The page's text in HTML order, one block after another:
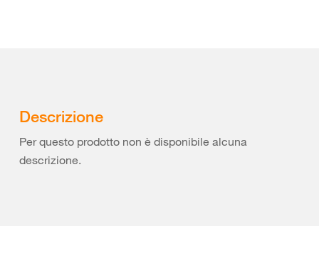
Descrizione
Per questo prodotto non è disponibile alcuna
descrizione.